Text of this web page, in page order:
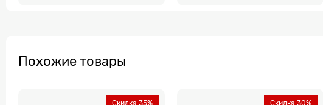
Похожие товары
Скидка 35% Скидка 30%